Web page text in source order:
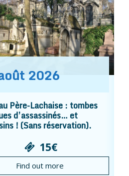
2026
Père-Lachaise : tombes
d’assassinés… et
! (Sans réservation).
15€
Find out more